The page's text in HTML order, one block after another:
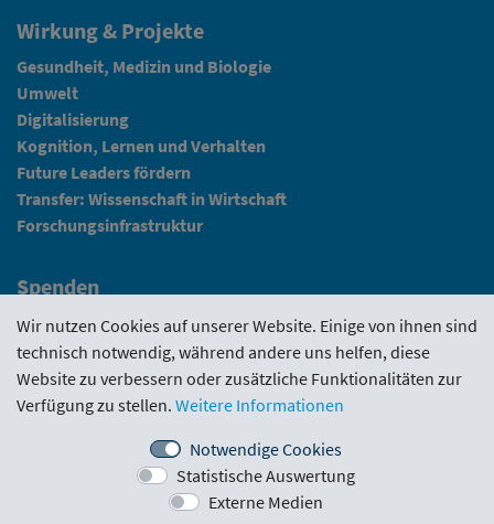
Wirkung & Projekte
Gesundheit, Medizin und Biologie
Umwelt
Digitalisierung
Kognition, Lernen und Verhalten
Future Leaders fördern
Transfer: Wissenschaft in Wirtschaft
Forschungsinfrastruktur
Spenden
Fundraising
News
Intranet
Förderrichtlinie · Funding Portal Evaluierungen
Downloads
Wir nutzen Cookies auf unserer Website. Einige von ihnen sind
technisch notwendig, während andere uns helfen, diese
Website zu verbessern oder zusätzliche Funktionalitäten zur
Verfügung zu stellen. Weitere Informationen
Notwendige Cookies
Statistische Auswertung
Externe Medien